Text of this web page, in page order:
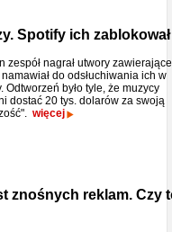
Spotify ich zablokował
zespół nagrał utwory zawierające
do odsłuchiwania ich w
Odtworzeń było tyle, że muzycy
dostać 20 tys. dolarów za swoją
więcej
znośnych reklam. Czy